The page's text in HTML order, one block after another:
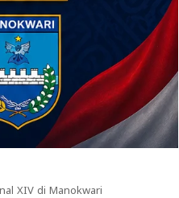
XIV di Manokwari